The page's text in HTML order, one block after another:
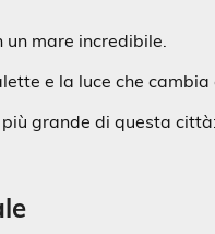
un mare incredibile.
e la luce che
più grande di questa